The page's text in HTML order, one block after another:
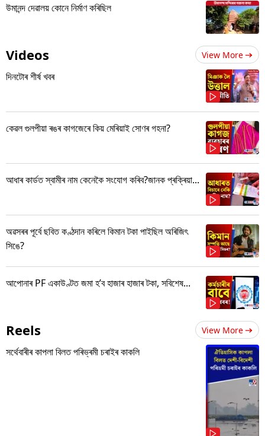
উমানন্দ দেৱালয় কোনে নিৰ্মাণ কৰিছিল
Videos View More
দিনটোৰ শীৰ্ষ খবৰ
কেৱল গুলপীয়া ৰঙৰ কাগজেৰে কিয় মেৰিয়াই সোণৰ গহনা?
আধাৰ কাৰ্ডত স্বামীৰ নাম কেনেকৈ সংযোগ কৰিব?জানক প্ৰক্ৰিয়া...
অৱসৰৰ পূৰ্বে ছবিত কণ্ঠদান কৰিলে কিমান টকা পাইছিল অৰিজিৎ
সিঙে?
আপোনাৰ PF একাউণ্টত জমা হ’ব হাজাৰ হাজাৰ টকা, সবিশেষ...
Reels View More
সৰ্থেবাৰীৰ কাপলা বিলত পৰিভ্ৰমী চৰাইৰ কাকলি